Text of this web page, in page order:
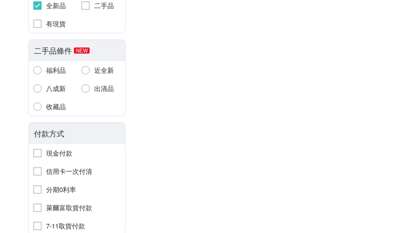
全新品
二手品
有現貨
二手品條件 NEW
福利品
近全新
八成新
出清品
收藏品
付款方式
現金付款
信用卡一次付清
分期0利率
萊爾富取貨付款
7-11取貨付款